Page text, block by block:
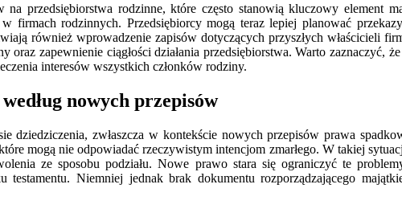
przedsiębiorstwa rodzinne, które często stanowią kluczowy element
firmach rodzinnych. Przedsiębiorcy mogą teraz lepiej planować
również wprowadzenie zapisów dotyczących przyszłych właścicieli
zapewnienie ciągłości działania przedsiębiorstwa. Warto zaznaczyć,
interesów wszystkich członków rodziny.
nowych przepisów
dziedziczenia, zwłaszcza w kontekście nowych przepisów prawa
mogą nie odpowiadać rzeczywistym intencjom zmarłego. W takiej
ze sposobu podziału. Nowe prawo stara się ograniczyć te
Niemniej jednak brak dokumentu rozporządzającego